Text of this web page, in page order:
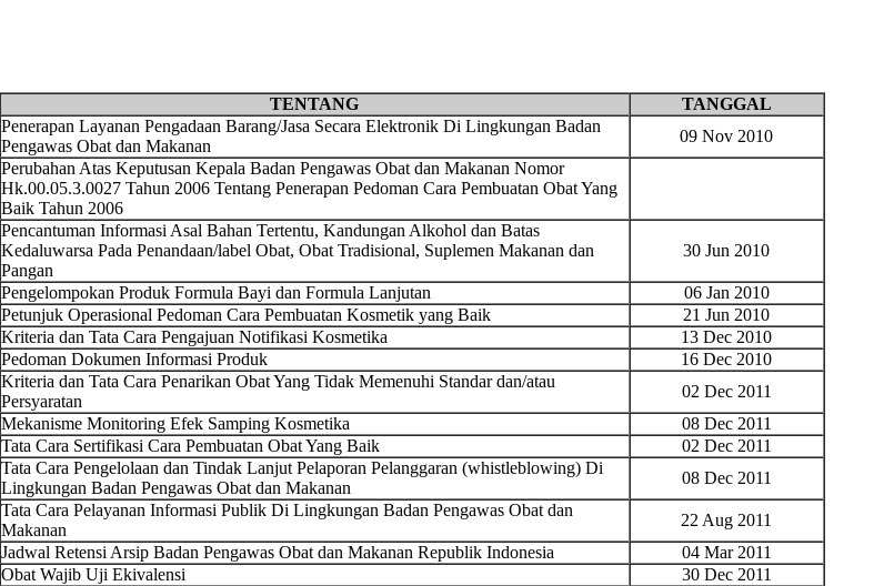
TENTANG
TANGGAL
Penerapan Layanan Pengadaan Barang/Jasa Secara Elektronik Di Lingkungan Badan
Pengawas Obat dan Makanan
09 Nov 2010
Perubahan Atas Keputusan Kepala Badan Pengawas Obat dan Makanan Nomor
Hk.00.05.3.0027 Tahun 2006 Tentang Penerapan Pedoman Cara Pembuatan Obat Yang
Baik Tahun 2006
Pencantuman Informasi Asal Bahan Tertentu, Kandungan Alkohol dan Batas
Kedaluwarsa Pada Penandaan/label Obat, Obat Tradisional, Suplemen Makanan dan
Pangan
30 Jun 2010
Pengelompokan Produk Formula Bayi dan Formula Lanjutan
06 Jan 2010
Petunjuk Operasional Pedoman Cara Pembuatan Kosmetik yang Baik
21 Jun 2010
Kriteria dan Tata Cara Pengajuan Notifikasi Kosmetika
13 Dec 2010
Pedoman Dokumen Informasi Produk
16 Dec 2010
Kriteria dan Tata Cara Penarikan Obat Yang Tidak Memenuhi Standar dan/atau
Persyaratan
02 Dec 2011
Mekanisme Monitoring Efek Samping Kosmetika
08 Dec 2011
Tata Cara Sertifikasi Cara Pembuatan Obat Yang Baik
02 Dec 2011
Tata Cara Pengelolaan dan Tindak Lanjut Pelaporan Pelanggaran (whistleblowing) Di
Lingkungan Badan Pengawas Obat dan Makanan
08 Dec 2011
Tata Cara Pelayanan Informasi Publik Di Lingkungan Badan Pengawas Obat dan
Makanan
22 Aug 2011
Jadwal Retensi Arsip Badan Pengawas Obat dan Makanan Republik Indonesia
04 Mar 2011
Obat Wajib Uji Ekivalensi
30 Dec 2011